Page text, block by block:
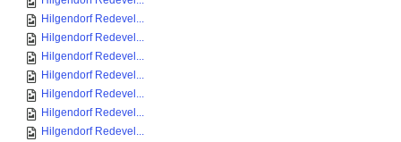
Hilgendorf Redevel...
Hilgendorf Redevel...
Hilgendorf Redevel...
Hilgendorf Redevel...
Hilgendorf Redevel...
Hilgendorf Redevel...
Hilgendorf Redevel...